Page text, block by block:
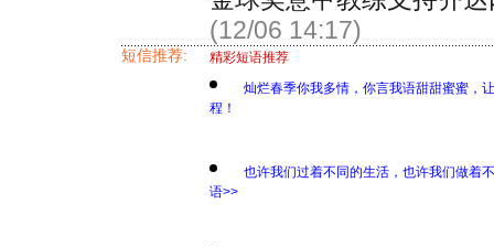
(12/06 14:17)
短信推荐:
精彩短语推荐
灿烂春季你我多情，你言我语甜甜蜜蜜，
程！
也许我们过着不同的生活，也许我们做
语>>